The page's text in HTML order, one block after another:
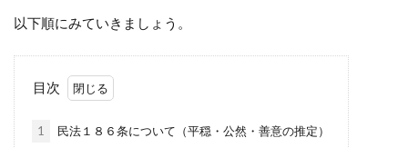
以下順にみていきましょう。
目次
1 民法１８６条について（平穏・公然・善意の推定）